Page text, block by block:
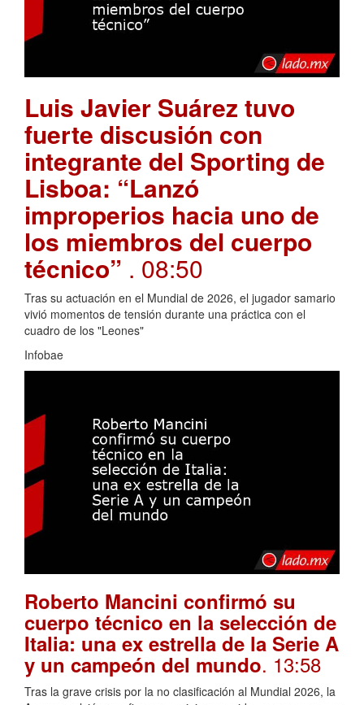
Luis Javier Suárez tuvo
fuerte discusión con
integrante del Sporting de
Lisboa: “Lanzó
improperios hacia uno de
los miembros del cuerpo
técnico” . 08:50
Tras su actuación en el Mundial de 2026, el jugador samario
vivió momentos de tensión durante una práctica con el
cuadro de los "Leones"
Infobae
Roberto Mancini confirmó su
cuerpo técnico en la selección de
Italia: una ex estrella de la Serie A
y un campeón del mundo. 13:58
Tras la grave crisis por la no clasificación al Mundial 2026, la